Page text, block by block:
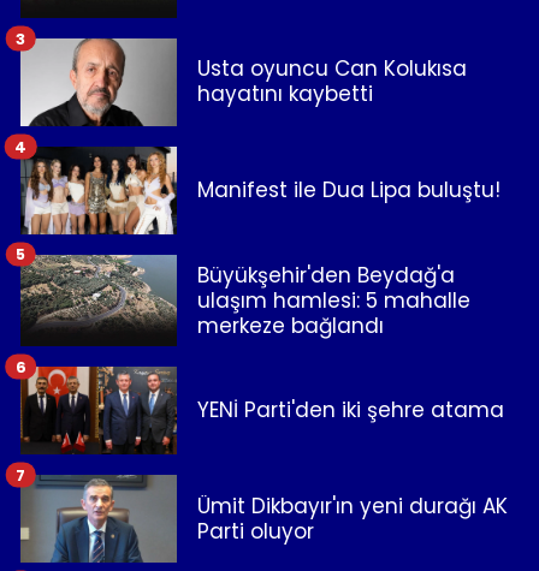
Usta oyuncu Can Kolukısa
hayatını kaybetti
3
Manifest ile Dua Lipa buluştu!
4
Büyükşehir'den Beydağ'a
ulaşım hamlesi: 5 mahalle
merkeze bağlandı
5
YENİ Parti'den iki şehre atama
6
Ümit Dikbayır'ın yeni durağı AK
Parti oluyor
7